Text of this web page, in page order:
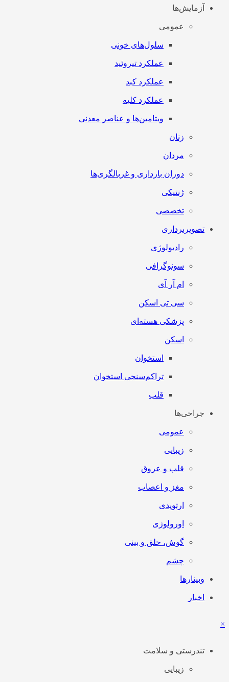
آزمایش‌ها
عمومی
سلول‌های خونی
عملکرد تیروئید
عملکرد کبد
عملکرد کلیه
ویتامین‌ها و عناصر معدنی
زنان
مردان
دوران بارداری و غربالگری‌ها
ژنتیکی
تخصصی
تصویربرداری
رادیولوژی
سونوگرافی
ام آر آی
سی تی اسکن
پزشکی هسته‌ای
اسکن
استخوان
تراکم‌سنجی استخوان
قلب
جراحی‌ها
عمومی
زیبایی
قلب و عروق
مغز و اعصاب
ارتوپدی
اورولوژی
گوش، حلق و بینی
چشم
وبینارها
اخبار
×
تندرستی و سلامت
زیبایی